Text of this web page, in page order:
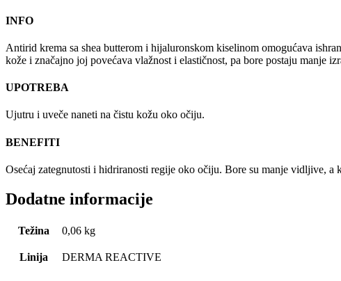
INFO
Antirid krema sa shea butterom i hijaluronskom kiselinom omogućava
kože i značajno joj povećava vlažnost i elastičnost, pa bore postaju manje
UPOTREBA
Ujutru i uveče naneti na čistu kožu oko očiju.
BENEFITI
Osećaj zategnutosti i hidriranosti regije oko očiju. Bore su manje vidljive, a
Dodatne informacije
Težina 0,06 kg
Linija DERMA REACTIVE